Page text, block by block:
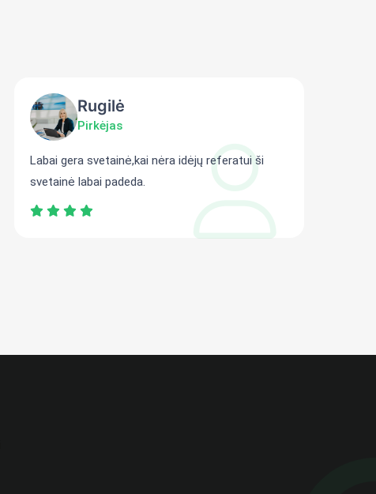
Rugilė
Pirkėjas
Labai gera svetainė,kai nėra idėjų referatui ši
svetainė labai padeda.